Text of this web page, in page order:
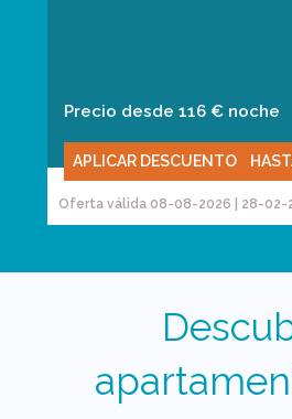
Precio desde 116 € noche
Oferta válida 08-08-2026 | 28-02-
APLICAR DESCUENTO